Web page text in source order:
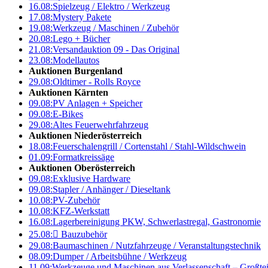
16.08:Spielzeug / Elektro / Werkzeug
17.08:Mystery Pakete
19.08:Werkzeug / Maschinen / Zubehör
20.08:Lego + Bücher
21.08:Versandauktion 09 - Das Original
23.08:Modellautos
Auktionen Burgenland
29.08:Oldtimer - Rolls Royce
Auktionen Kärnten
09.08:PV Anlagen + Speicher
09.08:E-Bikes
29.08:Altes Feuerwehrfahrzeug
Auktionen Niederösterreich
18.08:Feuerschalengrill / Cortenstahl / Stahl-Wildschwein
01.09:Formatkreissäge
Auktionen Oberösterreich
09.08:Exklusive Hardware
09.08:Stapler / Anhänger / Dieseltank
10.08:PV-Zubehör
10.08:KFZ-Werkstatt
16.08:Lagerbereinigung PKW, Schwerlastregal, Gastronomie
25.08: Bauzubehör
29.08:Baumaschinen / Nutzfahrzeuge / Veranstaltungstechnik
08.09:Dumper / Arbeitsbühne / Werkzeug